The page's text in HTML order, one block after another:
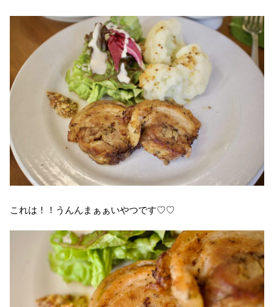
これは！！うんんまぁぁいやつです♡♡